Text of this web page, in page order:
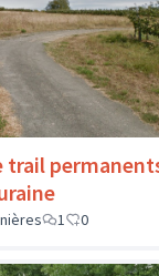
trail
1 0